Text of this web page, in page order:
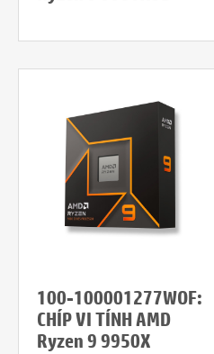
100-100001277WOF:
CHÍP VI TÍNH AMD
Ryzen 9 9950X